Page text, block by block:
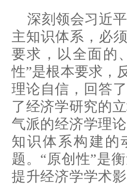
深刻领会习近
主知识体系，必
要求，以全面的
性”是根本要求，
理论自信，回答
了经济学研究的
气派的经济学理
知识体系构建的
题。“原创性”是
提升经济学学术